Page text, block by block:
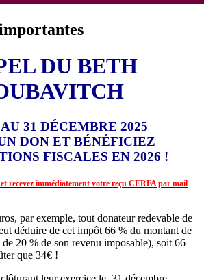
DU BETH
31 DÉCEMBRE 2025
DON ET BÉNÉFICIEZ
FISCALES EN 2026 !
recevez immédiatement votre reçu CERFA par mail
par exemple, tout donateur redevable de
déduire de cet impôt 66 % du montant de
20 % de son revenu imposable), soit 66
que 34€ !